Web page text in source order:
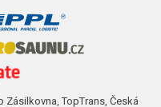
TopTrans, Česká